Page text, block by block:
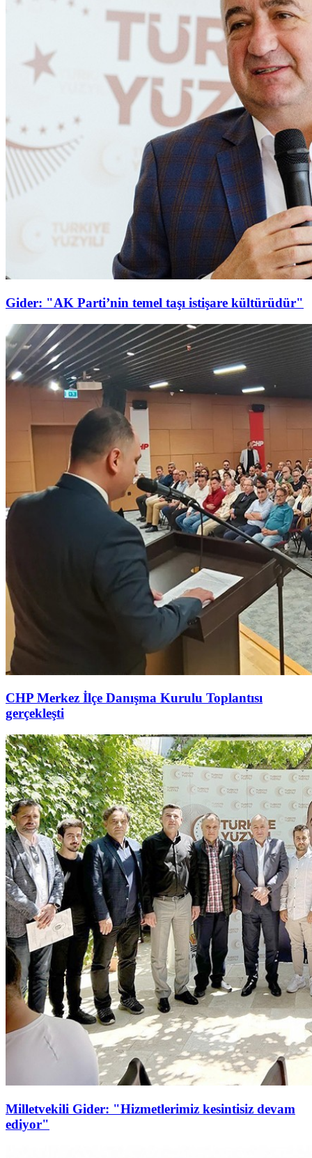
Gider: "AK Parti’nin temel taşı istişare kültürüdür"
CHP Merkez İlçe Danışma Kurulu Toplantısı
gerçekleşti
Milletvekili Gider: "Hizmetlerimiz kesintisiz devam
ediyor"